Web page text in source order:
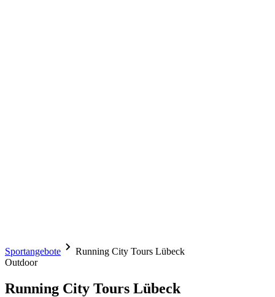
Sportangebote
Running City Tours Lübeck
Outdoor
Running City Tours Lübeck